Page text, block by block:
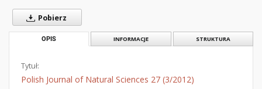
Pobierz
OPIS INFORMACJE STRUKTURA
Tytuł:
Polish Journal of Natural Sciences 27 (3/2012)